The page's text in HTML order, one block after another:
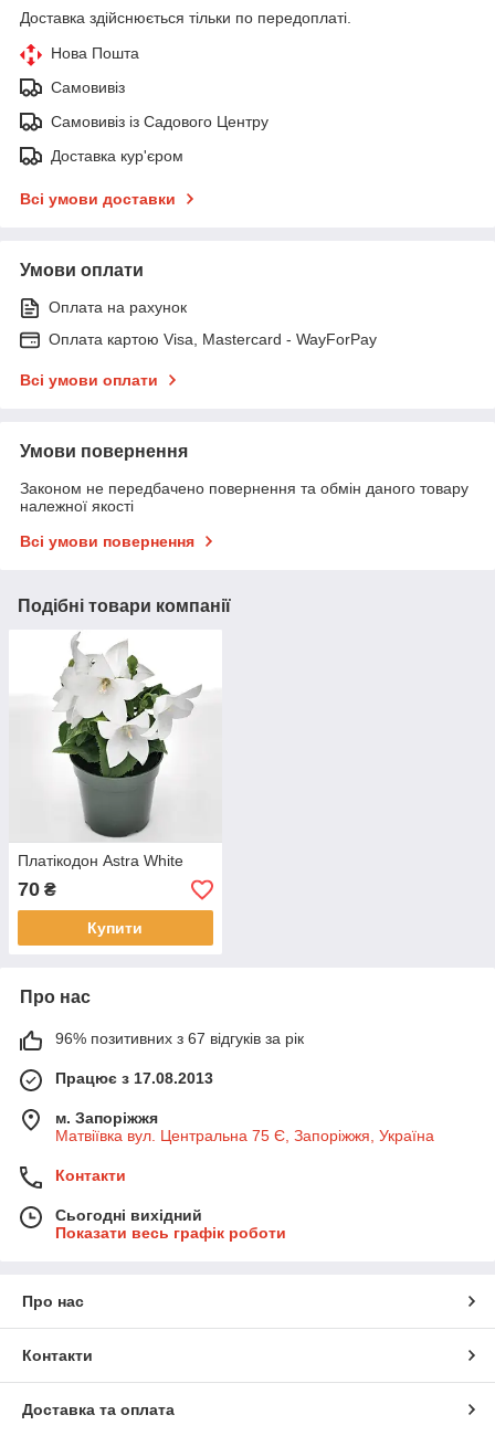
Доставка здійснюється тільки по передоплаті.
Нова Пошта
Самовивіз
Самовивіз із Садового Центру
Доставка кур'єром
Всі умови доставки
Умови оплати
Оплата на рахунок
Оплата картою Visa, Mastercard - WayForPay
Всі умови оплати
Умови повернення
Законом не передбачено повернення та обмін даного товару
належної якості
Всі умови повернення
Подібні товари компанії
Платікодон Astra White
70 ₴
Купити
Про нас
96% позитивних з 67 відгуків за рік
Працює з 17.08.2013
м. Запоріжжя
Матвіївка вул. Центральна 75 Є, Запоріжжя, Україна
Контакти
Сьогодні вихідний
Показати весь графік роботи
Про нас
Контакти
Доставка та оплата